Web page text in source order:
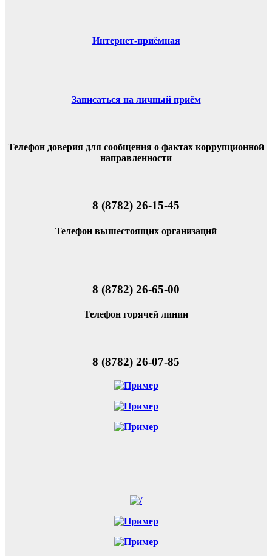
Интернет-приёмная
Записаться на личный приём
Телефон доверия для сообщения о фактах коррупционной
направленности
8 (8782) 26-15-45
Телефон вышестоящих организаций
8 (8782) 26-65-00
Телефон горячей линии
8 (8782) 26-07-85